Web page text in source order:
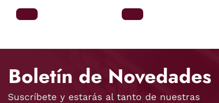
Boletín de Novedades
Suscríbete y estarás al tanto de nuestras